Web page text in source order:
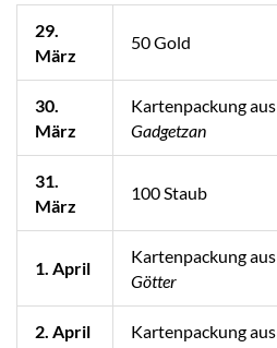
29.
März
50 Gold
30.
März
Kartenpackung aus
Gadgetzan
31.
März
100 Staub
1. April
Kartenpackung aus
Götter
2. April Kartenpackung aus